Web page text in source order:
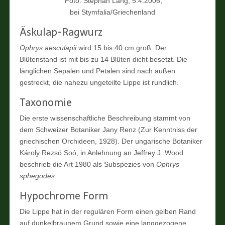
bei Stymfalia/Griechenland
Äskulap-Ragwurz
Ophrys aesculapiiwird 15 bis 40 cm groß. Der
Blütenstand ist mit bis zu 14 Blüten dicht besetzt. Die
länglichen Sepalen und Petalen sind nach außen
gestreckt, die nahezu ungeteilte Lippe ist rundlich.
Taxonomie
Die erste wissenschaftliche Beschreibung stammt von
dem Schweizer Botaniker Jany Renz (Zur Kenntniss der
griechischen Orchideen, 1928). Der ungarische Botaniker
Károly Rezsö Soó, in Anlehnung an Jeffrey J. Wood
beschrieb die Art 1980 als Subspezies vonOphrys
sphegodes
Hypochrome Form
Die Lippe hat in der regulären Form einen gelben Rand
auf dunkelbraunem Grund sowie eine langgezogene